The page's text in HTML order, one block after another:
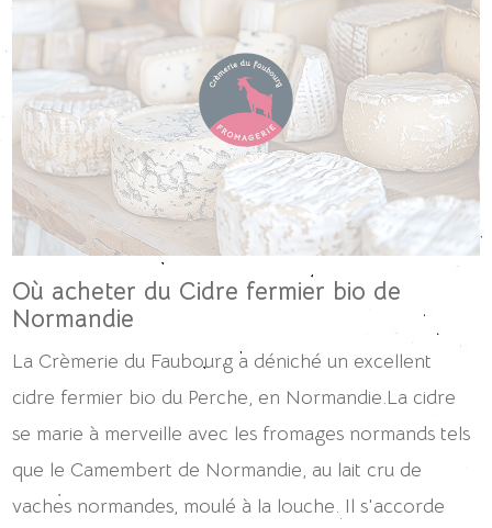
Où acheter du Cidre fermier bio de
Normandie
La Crèmerie du Faubourg a déniché un excellent
cidre fermier bio du Perche, en Normandie.La cidre
se marie à merveille avec les fromages normands tels
que le Camembert de Normandie, au lait cru de
vaches normandes, moulé à la louche. Il s'accorde